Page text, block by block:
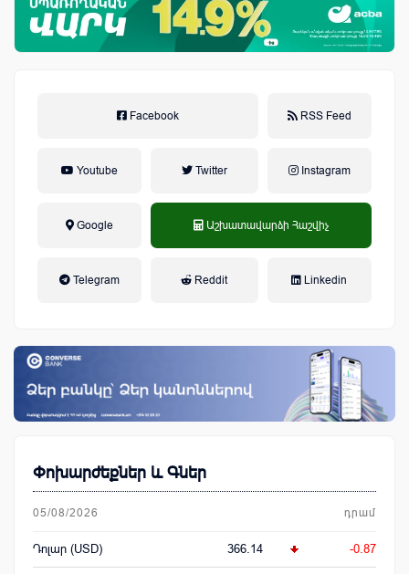
Facebook RSS Feed
Youtube Twitter Instagram
Google Աշխատավարձի Հաշվիչ
Telegram Reddit Linkedin
Փոխարժեքներ և Գներ
05/08/2026 դրամ
Դոլար (USD) 366.14 -0.87